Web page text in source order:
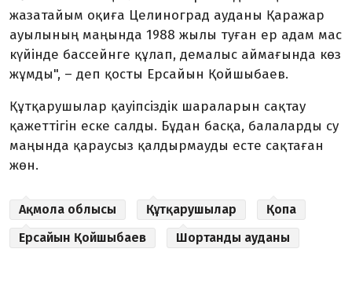
жазатайым оқиға Целиноград ауданы Қаражар
ауылының маңында 1988 жылы туған ер адам мас
күйінде бассейнге құлап, демалыс аймағында көз
жұмды", – деп қосты Ерсайын Қойшыбаев.
Құтқарушылар қауіпсіздік шараларын сақтау
қажеттігін еске салды. Бұдан басқа, балаларды су
маңында қараусыз қалдырмауды есте сақтаған
жөн.
Ақмола облысы Құтқарушылар
Қопа
Ерсайын Қойшыбаев
Шортанды ауданы